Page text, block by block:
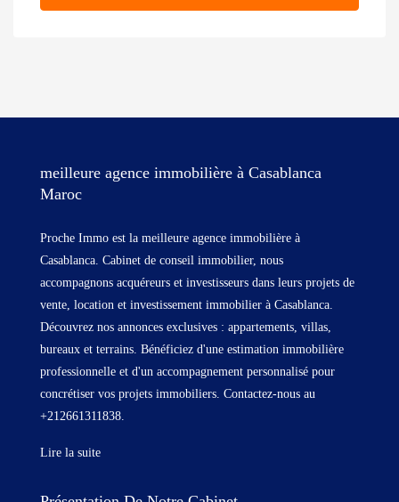
meilleure agence immobilière à Casablanca
Maroc
Proche Immo est la meilleure agence immobilière à
Casablanca. Cabinet de conseil immobilier, nous
accompagnons acquéreurs et investisseurs dans leurs projets de
vente, location et investissement immobilier à Casablanca.
Découvrez nos annonces exclusives : appartements, villas,
bureaux et terrains. Bénéficiez d'une estimation immobilière
professionnelle et d'un accompagnement personnalisé pour
concrétiser vos projets immobiliers. Contactez-nous au
+212661311838.
Lire la suite